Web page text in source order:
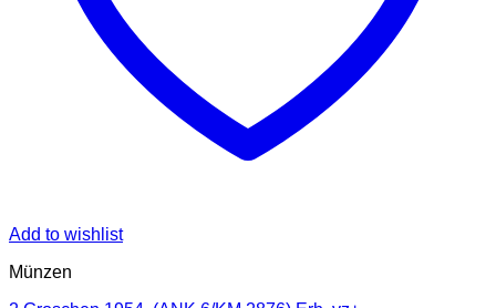
Add to wishlist
Münzen